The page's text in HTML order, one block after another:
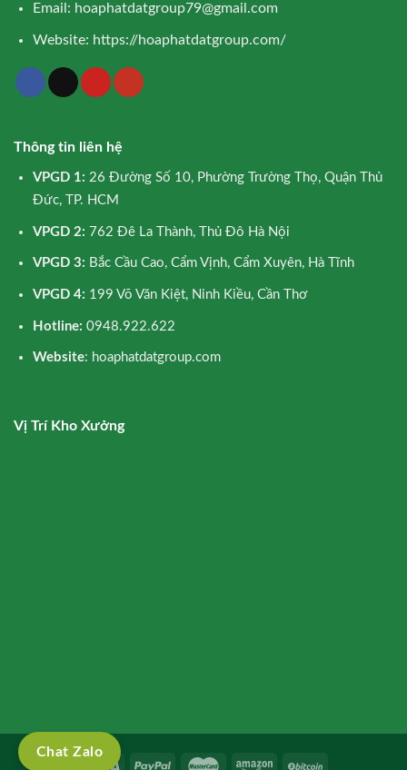
Email: hoaphatdatgroup79@gmail.com
Website: https://hoaphatdatgroup.com/
Thông tin liên hệ
VPGD 1: 26 Đường Số 10, Phường Trường Thọ, Quận Thủ
Đức, TP. HCM
VPGD 2: 762 Đê La Thành, Thủ Đô Hà Nội
VPGD 3: Bắc Cầu Cao, Cẩm Vịnh, Cẩm Xuyên, Hà Tĩnh
VPGD 4: 199 Võ Văn Kiệt, Ninh Kiều, Cần Thơ
Hotline: 0948.922.622
Website: hoaphatdatgroup.com
Vị Trí Kho Xưởng
Chat Zalo